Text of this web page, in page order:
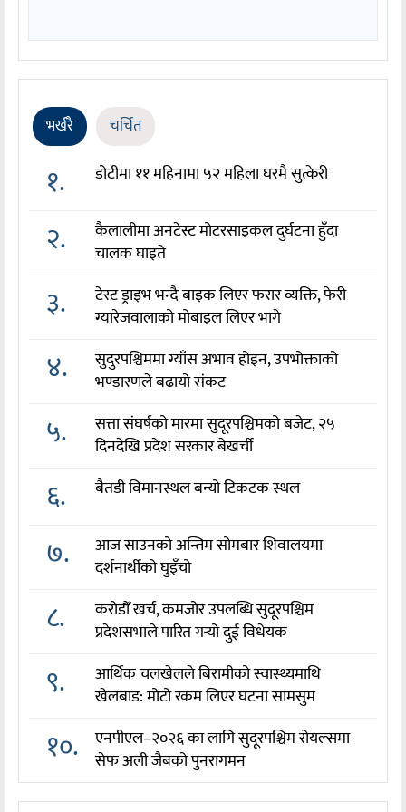
भर्खरै चर्चित
१. डोटीमा ११ महिनामा ५२ महिला घरमै सुत्केरी
२.
कैलालीमा अनटेस्ट मोटरसाइकल दुर्घटना हुँदा
चालक घाइते
३.
टेस्ट ड्राइभ भन्दै बाइक लिएर फरार व्यक्ति, फेरी
ग्यारेजवालाको मोबाइल लिएर भागे
४.
सुदुरपश्चिममा ग्याँस अभाव होइन, उपभोक्ताको
भण्डारणले बढायो संकट
५.
सत्ता संघर्षको मारमा सुदूरपश्चिमको बजेट, २५
दिनदेखि प्रदेश सरकार बेखर्ची
६. बैतडी विमानस्थल बन्यो टिकटक स्थल
७.
आज साउनको अन्तिम सोमबार शिवालयमा
दर्शनार्थीको घुइँचो
८.
करोडौँ खर्च, कमजोर उपलब्धि सुदूरपश्चिम
प्रदेशसभाले पारित गर्‍यो दुई विधेयक
९.
आर्थिक चलखेलले बिरामीको स्वास्थ्यमाथि
खेलबाड: मोटो रकम लिएर घटना सामसुम
१०.
एनपीएल–२०२६ का लागि सुदूरपश्चिम रोयल्समा
सेफ अली जैबको पुनरागमन